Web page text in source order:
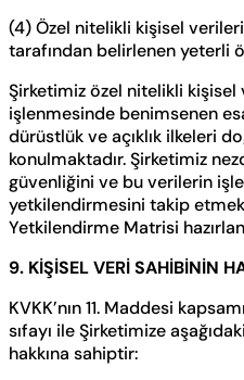
(4) Özel nitelikli kişisel
tarafından belirlenen yeterli
Şirketimiz özel nitelikli kişisel
işlenmesinde benimsenen
dürüstlük ve açıklık ilkeleri
konulmaktadır. Şirketimiz
güvenliğini ve bu verilerin
yetkilendirmesini takip
Yetkilendirme Matrisi
9. KİŞİSEL VERİ SAHİBİNİN
KVKK’nın 11. Maddesi
sıfayı ile Şirketimize
hakkına sahiptir: